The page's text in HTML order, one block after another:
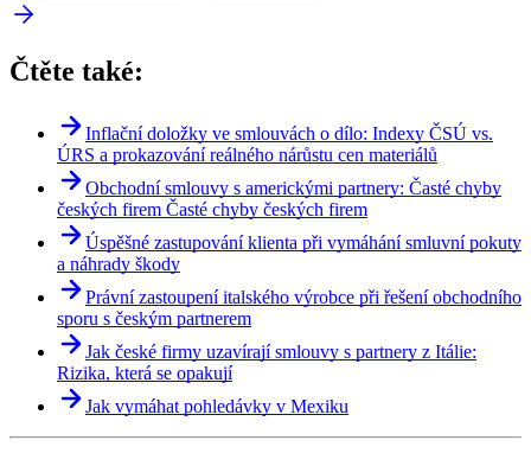
Čtěte také:
Inflační doložky ve smlouvách o dílo: Indexy ČSÚ vs.
ÚRS a prokazování reálného nárůstu cen materiálů
Obchodní smlouvy s americkými partnery: Časté chyby
českých firem Časté chyby českých firem
Úspěšné zastupování klienta při vymáhání smluvní pokuty
a náhrady škody
Právní zastoupení italského výrobce při řešení obchodního
sporu s českým partnerem
Jak české firmy uzavírají smlouvy s partnery z Itálie:
Rizika, která se opakují
Jak vymáhat pohledávky v Mexiku